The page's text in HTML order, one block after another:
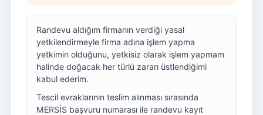
Randevu aldığım firmanın verdiği yasal
yetkilendirmeyle firma adına işlem yapma
yetkimin olduğunu, yetkisiz olarak işlem yapmam
halinde doğacak her türlü zararı üstlendiğimi
kabul ederim.
Tescil evraklarının teslim alınması sırasında
MERSİS başvuru numarası ile randevu kayıt